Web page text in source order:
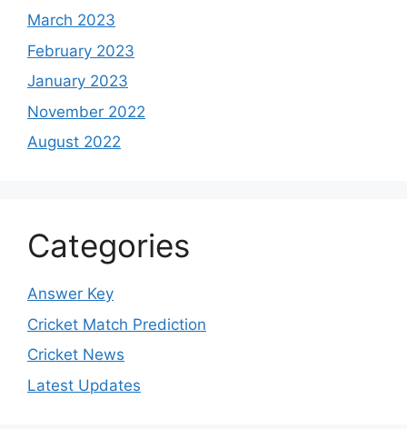
March 2023
February 2023
January 2023
November 2022
August 2022
Categories
Answer Key
Cricket Match Prediction
Cricket News
Latest Updates